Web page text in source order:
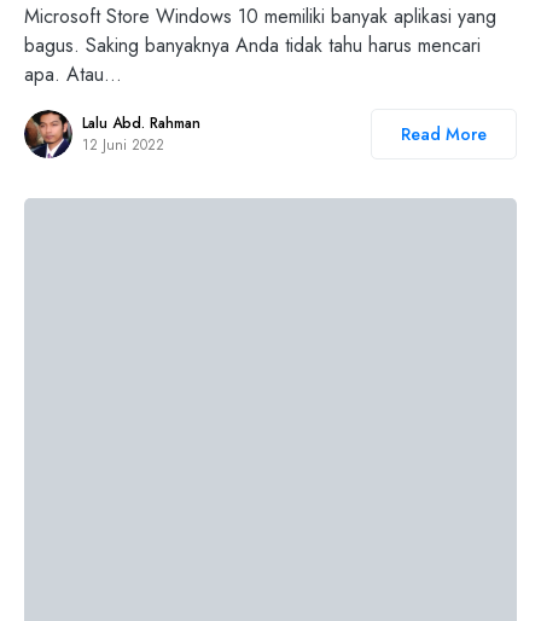
Microsoft Store Windows 10 memiliki banyak aplikasi yang
bagus. Saking banyaknya Anda tidak tahu harus mencari
apa. Atau…
Lalu Abd. Rahman
12 Juni 2022
Read More